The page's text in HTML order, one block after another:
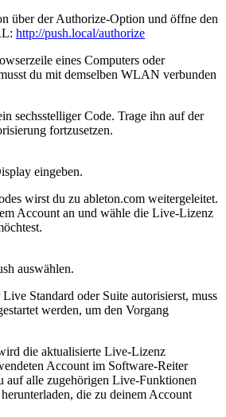
über der Authorize-Option und öffne den
http://push.local/authorize
eines Computers oder
du mit demselben WLAN verbunden
sechsstelliger Code. Trage ihn auf der
fortzusetzen.
eingeben.
wirst du zu ableton.com weitergeleitet.
Account an und wähle die Live-Lizenz
auswählen.
Standard oder Suite autorisierst, muss
werden, um den Vorgang
die aktualisierte Live-Lizenz
Account im Software-Reiter
auf alle zugehörigen Live-Funktionen
die zu deinem Account